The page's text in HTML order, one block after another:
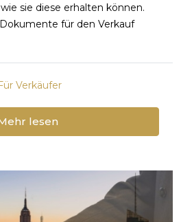
sie diese erhalten können.
für den Verkauf
Verkäufer
lesen